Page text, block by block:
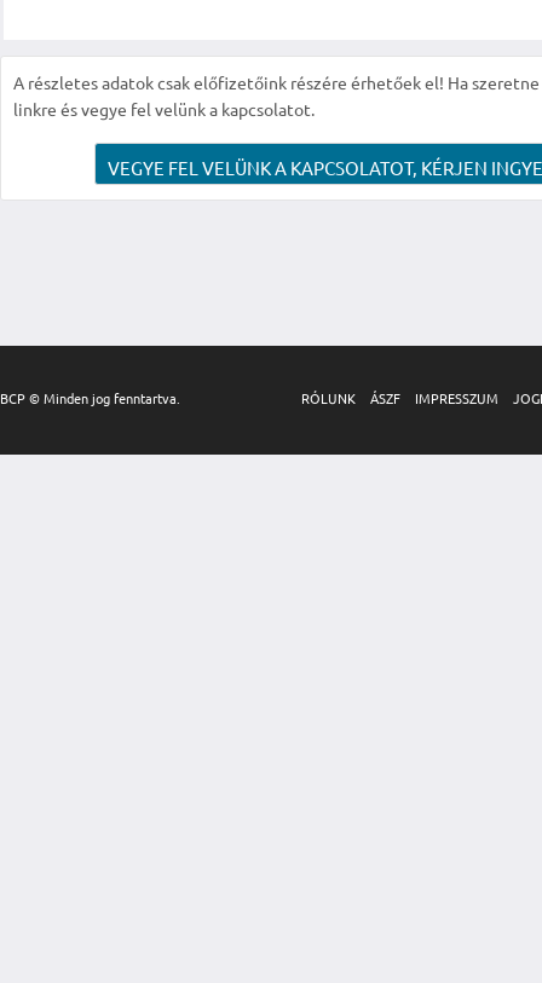
A részletes adatok csak előfizetőink részére érhetőek el! Ha
linkre és vegye fel velünk a kapcsolatot.
VEGYE FEL VELÜNK A KAPCSOLATOT, KÉRJEN
BCP © Minden jog fenntartva. RÓLUNK ÁSZF IMPRESSZUM